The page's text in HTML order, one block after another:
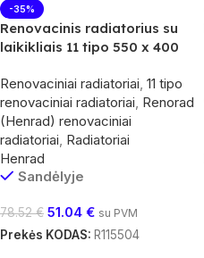
-35%
Renovacinis radiatorius su
laikikliais 11 tipo 550 x 400
Renovaciniai radiatoriai, 11 tipo
renovaciniai radiatoriai, Renorad
(Henrad) renovaciniai
radiatoriai, Radiatoriai
Henrad
Sandėlyje
78.52€ 51.04 € su PVM
Prekės KODAS: R115504